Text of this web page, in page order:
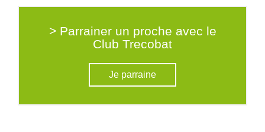
> Parrainer un proche avec le
Club Trecobat
Je parraine